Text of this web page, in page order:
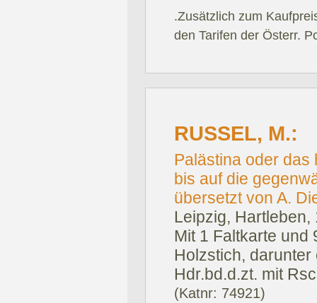
.Zusätzlich zum
den Tarifen der Österr.
RUSSEL, M.:
Palästina oder das
bis auf die
übersetzt von A.
Leipzig, Hartleben,
Mit 1 Faltkarte und
Holzstich, darunter
Hdr.bd.d.zt. mit
(Katnr: 74921)